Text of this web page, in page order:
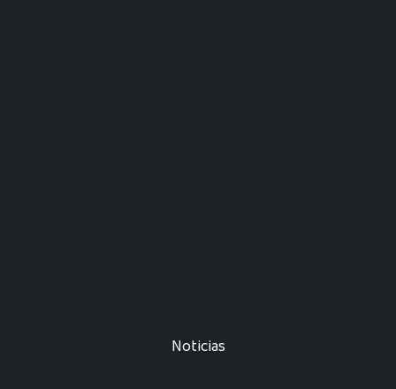
Noticias